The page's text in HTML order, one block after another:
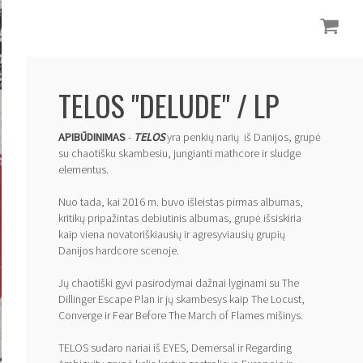
TELOS "DELUDE" / LP
APIBŪDINIMAS- TELOSyra penkių narių iš Danijos, grupė
su chaotišku skambesiu, jungianti mathcore ir sludge
elementus.
Nuo tada, kai 2016 m. buvo išleistas pirmas albumas,
kritikų pripažintas debiutinis albumas, grupė išsiskiria
kaip viena novatoriškiausių ir agresyviausių grupių
Danijos hardcore scenoje.
Jų chaotiški gyvi pasirodymai dažnai lyginami su The
Dillinger Escape Plan ir jų skambesys kaip The Locust,
Converge ir Fear Before The March of Flames mišinys.
TELOS sudaro nariai iš EYES, Demersal ir Regarding